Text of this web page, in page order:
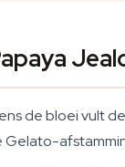
de bloei vult